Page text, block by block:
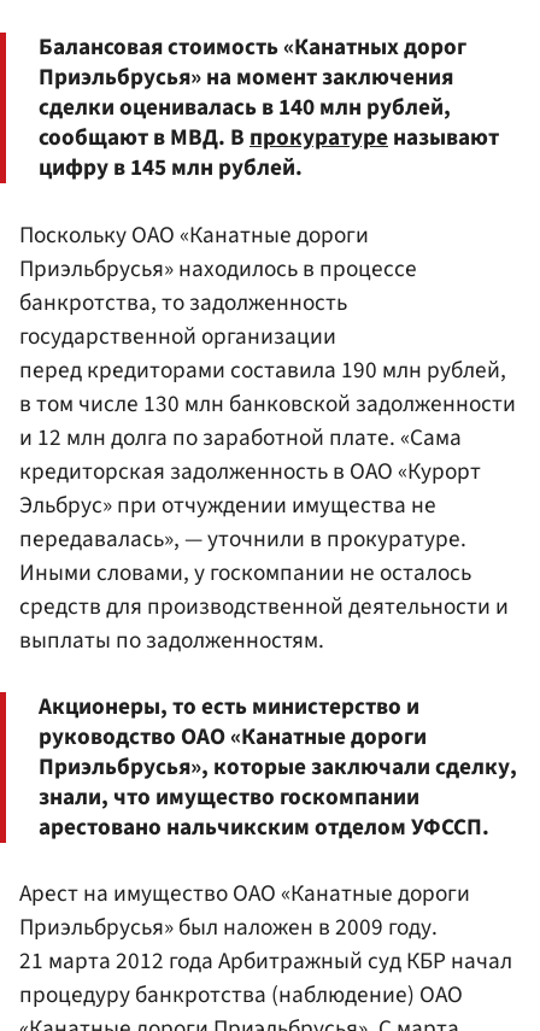
Балансовая стоимость «Канатных дорог
Приэльбрусья» на момент заключения
сделки оценивалась в 140 млн рублей,
сообщают в МВД. Впрокуратуреназывают
цифру в 145 млн рублей.
Поскольку ОАО «Канатные дороги
Приэльбрусья» находилось в процессе
банкротства, то задолженность
государственной организации
перед кредиторами составила 190 млн рублей,
в том числе 130 млн банковской задолженности
и 12 млн долга по заработной плате. «Сама
кредиторская задолженность в ОАО «Курорт
Эльбрус» при отчуждении имущества не
передавалась», — уточнили в прокуратуре.
Иными словами, у госкомпании не осталось
средств для производственной деятельности и
выплаты по задолженностям.
Акционеры, то есть министерство и
руководство ОАО «Канатные дороги
Приэльбрусья», которые заключали сделку,
знали, что имущество госкомпании
арестовано нальчикским отделом УФССП.
Арест на имущество ОАО «Канатные дороги
Приэльбрусья» был наложен в 2009 году.
21 марта 2012 года Арбитражный суд КБР начал
процедуру банкротства (наблюдение) ОАО